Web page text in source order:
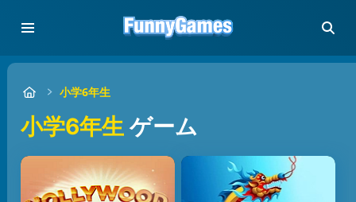
小学6年生
小学6年生ゲーム